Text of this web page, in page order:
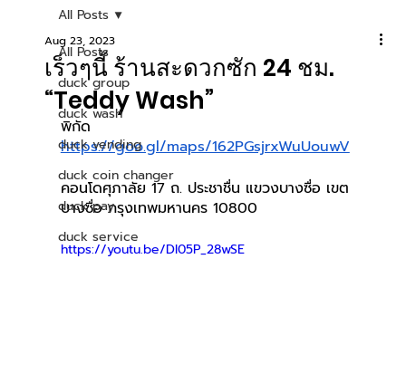
All Posts
duck group
duck wash
duck vending
duck coin changer
duck pay
duck service
All Posts
เร็วๆนี้ ร้านสะดวกซัก 24 ชม.
“Teddy Wash”
Aug 23, 2023
พิกัด
https://goo.gl/maps/162PGsjrxWuUouwV
คอนโดศุภาลัย 17 ถ. ประชาชื่น แขวงบางซื่อ เขต
บางซื่อ กรุงเทพมหานคร 10800
https://youtu.be/Dl05P_28wSE